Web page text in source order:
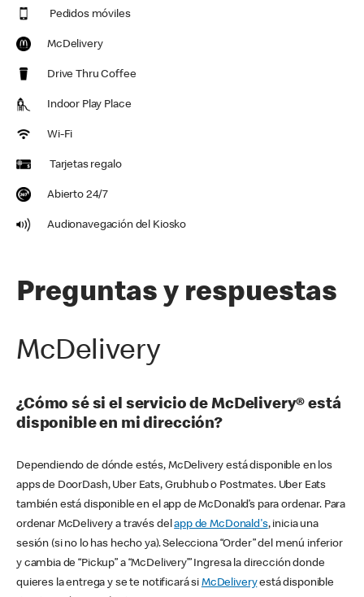
Pedidos móviles
McDelivery
Drive Thru Coffee
Indoor Play Place
Wi-Fi
Tarjetas regalo
Abierto 24/7
Audionavegación del Kiosko
Preguntas y respuestas
McDelivery
¿Cómo sé si el servicio de McDelivery® está
disponible en mi dirección?
Dependiendo de dónde estés, McDelivery está disponible en los
apps de DoorDash, Uber Eats, Grubhub o Postmates. Uber Eats
también está disponible en el app de McDonald’s para ordenar. Para
ordenar McDelivery a través delapp de McDonald's, inicia una
sesión (si no lo has hecho ya). Selecciona “Order” del menú inferior
y cambia de “Pickup” a “McDelivery’” Ingresa la dirección donde
quieres la entrega y se te notificará si McDeliveryestá disponible